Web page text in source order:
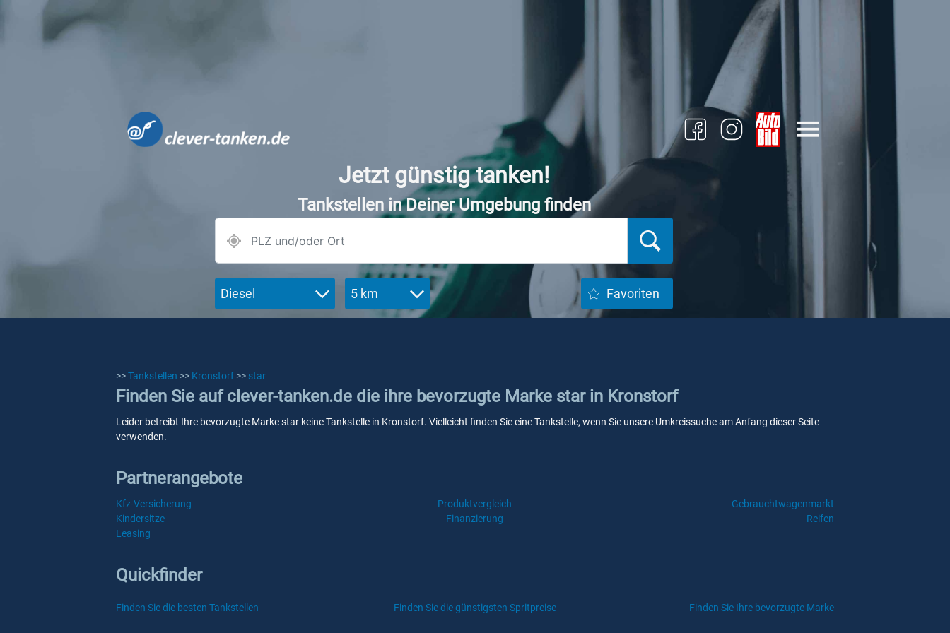
Jetzt günstig tanken!
Tankstellen in Deiner Umgebung finden
Diesel 5 km Favoriten
>>Tankstellen >> Kronstorf >> star
Finden Sie auf clever-tanken.de die ihre bevorzugte Marke star in Kronstorf
Leider betreibt Ihre bevorzugte Marke star keine Tankstelle in Kronstorf. Vielleicht finden Sie eine Tankstelle, wenn Sie unsere Umkreissuche am Anfang dieser Seite
verwenden.
Partnerangebote
Kfz-Versicherung Produktvergleich
Gebrauchtwagenmarkt
Kindersitze
Finanzierung
Reifen
Leasing
Quickfinder
Finden Sie die besten Tankstellen Finden Sie die günstigsten Spritpreise Finden Sie Ihre bevorzugte Marke